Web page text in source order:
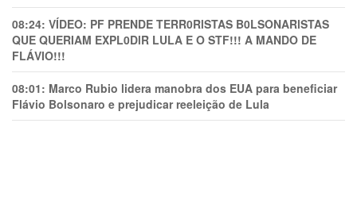
08:24: VÍDEO: PF PRENDE TERR0RlSTAS B0LSONARlSTAS
QUE QUERIAM EXPL0DlR LULA E O STF!!! A MANDO DE
FLÁVIO!!!
08:01: Marco Rubio lidera manobra dos EUA para beneficiar
Flávio Bolsonaro e prejudicar reeleição de Lula